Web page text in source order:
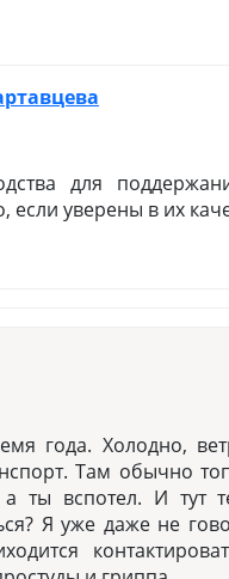
для
уверены в их
года. Холодно,
Там обычно
ты вспотел. И тут
Я уже даже не